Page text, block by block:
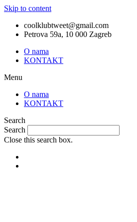
Skip to content
coolklubtweet@gmail.com
Petrova 59a, 10 000 Zagreb
O nama
KONTAKT
Menu
O nama
KONTAKT
Search
Search
Close this search box.